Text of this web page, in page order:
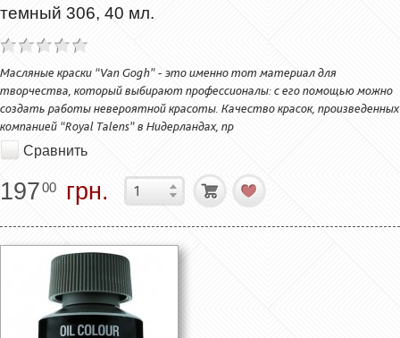
темный 306, 40 мл.
Масляные краски “Van Gogh” - это именно тот материал для
творчества, который выбирают профессионалы: с его помощью можно
создать работы невероятной красоты. Качество красок, произведенных
компанией “Royal Talens” в Нидерландах, пр
Сравнить
19700 грн.